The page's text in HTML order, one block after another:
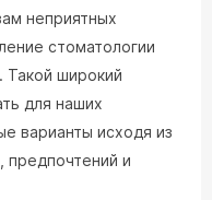
неприятных
стоматологии
Такой широкий
для наших
варианты исходя из
предпочтений и